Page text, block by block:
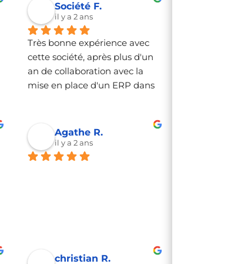
Société F.
il y a 2 ans
Très bonne expérience avec
cette société, après plus d'un
an de collaboration avec la
mise en place d'un ERP dans
professionnel.
Agathe R.
il y a 2 ans
christian R.